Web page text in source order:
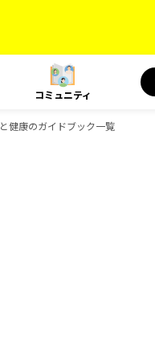
コミュニティ
健康のガイドブック一覧